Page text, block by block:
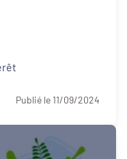
Publié le 11/09/2024